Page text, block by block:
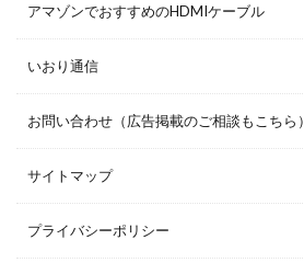
アマゾンでおすすめのHDMIケーブル
いおり通信
お問い合わせ（広告掲載のご相談もこちら）
サイトマップ
プライバシーポリシー